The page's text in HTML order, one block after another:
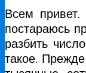
Всем
постараюсь
разбить
такое.